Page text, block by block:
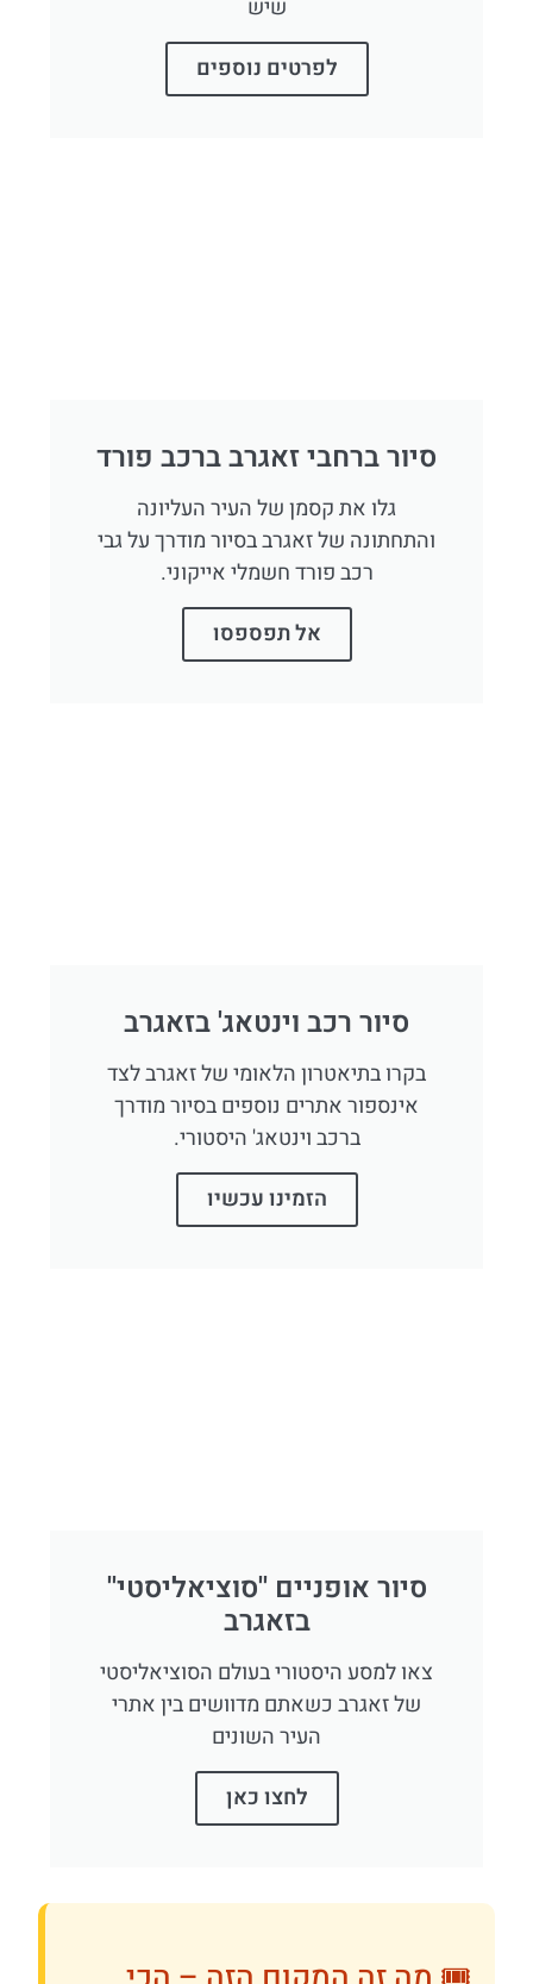
שיש
לפרטים נוספים
סיור ברחבי זאגרב ברכב פורד
גלו את קסמן של העיר העליונה
והתחתונה של זאגרב בסיור מודרך על גבי
רכב פורד חשמלי אייקוני.
אל תפספסו
סיור רכב וינטאג' בזאגרב
בקרו בתיאטרון הלאומי של זאגרב לצד
אינספור אתרים נוספים בסיור מודרך
ברכב וינטאג' היסטורי.
הזמינו עכשיו
סיור אופניים ''סוציאליסטי''
בזאגרב
צאו למסע היסטורי בעולם הסוציאליסטי
של זאגרב כשאתם מדוושים בין אתרי
העיר השונים
לחצו כאן